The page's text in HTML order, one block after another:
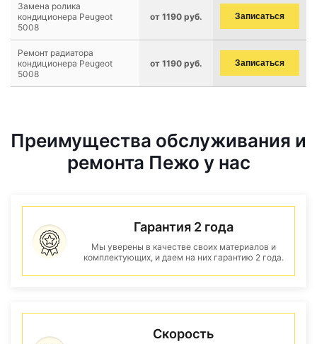
Замена ролика
кондиционера Peugeot
5008
от 1190 руб. Записаться
Ремонт радиатора
кондиционера Peugeot
5008
от 1190 руб. Записаться
Преимущества обслуживания и
ремонта Пежо у нас
Гарантия 2 года
Мы уверены в качестве своих материалов и
комплектующих, и даем на них гарантию 2 года.
Скорость